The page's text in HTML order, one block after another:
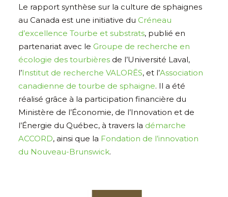
Le rapport synthèse sur la culture de sphaignes
au Canada est une initiative du Créneau
d’excellence Tourbe et substrats, publié en
partenariat avec le Groupe de recherche en
écologie des tourbières de l’Université Laval,
l’Institut de recherche VALORĒS, et l’Association
canadienne de tourbe de sphaigne. Il a été
réalisé grâce à la participation financière du
Ministère de l’Économie, de l’Innovation et de
l’Énergie du Québec, à travers la démarche
ACCORD, ainsi que la Fondation de l’innovation
du Nouveau-Brunswick.